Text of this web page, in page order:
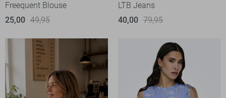
Freequent Blouse
25,00 49,95
LTB Jeans
40,00 79,95